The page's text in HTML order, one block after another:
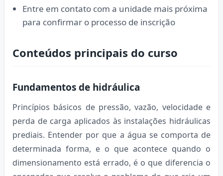
Entre em contato com a unidade mais próxima
para confirmar o processo de inscrição
Conteúdos principais do curso
Fundamentos de hidráulica
Princípios básicos de pressão, vazão, velocidade e
perda de carga aplicados às instalações hidráulicas
prediais. Entender por que a água se comporta de
determinada forma, e o que acontece quando o
dimensionamento está errado, é o que diferencia o